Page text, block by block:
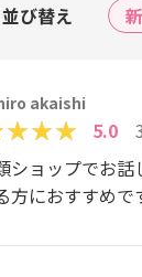
並び替え
akaishi
5.0
ショップでお
方におすすめで